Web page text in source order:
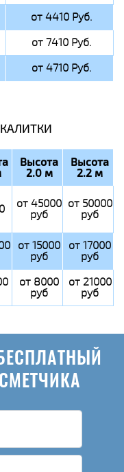
от 4410 Руб.
от 7410 Руб.
от 4710 Руб.
Высота
2.0 м
Высота
2.2 м
от 45000
руб
от 50000
руб
от 15000
руб
от 17000
руб
от 8000
руб
от 21000
руб